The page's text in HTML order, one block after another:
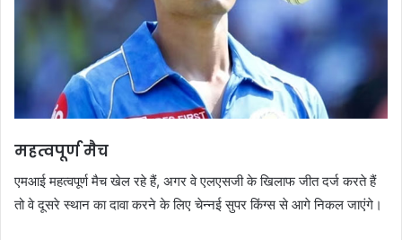
महत्वपूर्ण मैच
एमआई महत्वपूर्ण मैच खेल रहे हैं, अगर वे एलएसजी के खिलाफ जीत दर्ज करते हैं
तो वे दूसरे स्थान का दावा करने के लिए चेन्नई सुपर किंग्स से आगे निकल जाएंगे।